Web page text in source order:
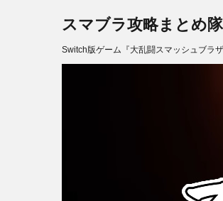
スマブラ攻略まとめ隊
Switch版ゲーム『大乱闘スマッシュブラ